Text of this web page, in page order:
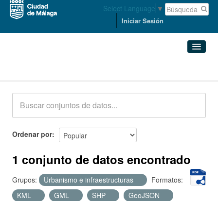
Select Language ▼
Iniciar Sesión
Acerca de
Ordenar por
1 conjunto de datos encontrado
Grupos: Urbanismo e infraestructuras
Formatos:
KML
GML SHP
GeoJSON